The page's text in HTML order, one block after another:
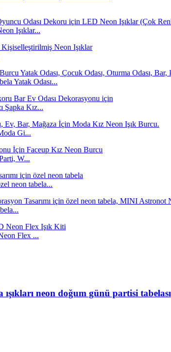
Işıklar...
Yatak Odası...
Şapka Kız...
Gi...
W...
neon tabela...
Flex ...
neon doğum günü partisi tabelası